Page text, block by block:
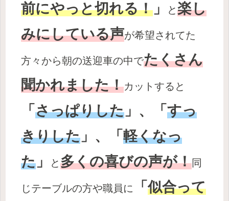
前にやっと切れる！ 」 と楽し
みにしている声が希望されてた
方々から朝の送迎車の中でたくさん
聞かれました！カットすると
「 さっぱりした 」、「 すっ
きりした 」、「 軽くなっ
た 」 と多くの喜びの声が！同
じテーブルの方や職員に 「似合って